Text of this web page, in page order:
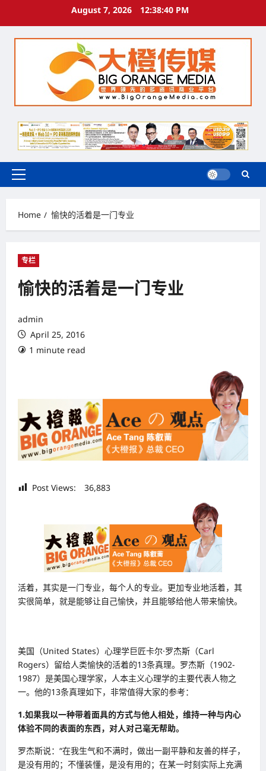
August 7, 2026 12:38:41 PM
Primary
Home
愉快的活着是一门专业
专栏
愉快的活着是一门专业
admin
April 25, 2016
1 minute read
Post Views: 36,883
活着，其实是一门专业，每个人的专业。更加专业地活着，其
实很简单，就是能够让自己愉快，并且能够给他人带来愉快。
美国（United States）心理学巨匠卡尔·罗杰斯（Carl
Rogers）留给人类愉快的活着的13条真理。罗杰斯（1902-
1987）是美国心理学家，人本主义心理学的主要代表人物之
一。他的13条真理如下，非常值得大家的参考：
1.如果我以一种带着面具的方式与他人相处，维持一种与内心
体验不同的表面的东西，对人对己毫无帮助。
罗杰斯说：“在我生气和不满时，做出一副平静和友善的样子，
是没有用的；不懂装懂，是没有用的；在某一时刻实际上充满